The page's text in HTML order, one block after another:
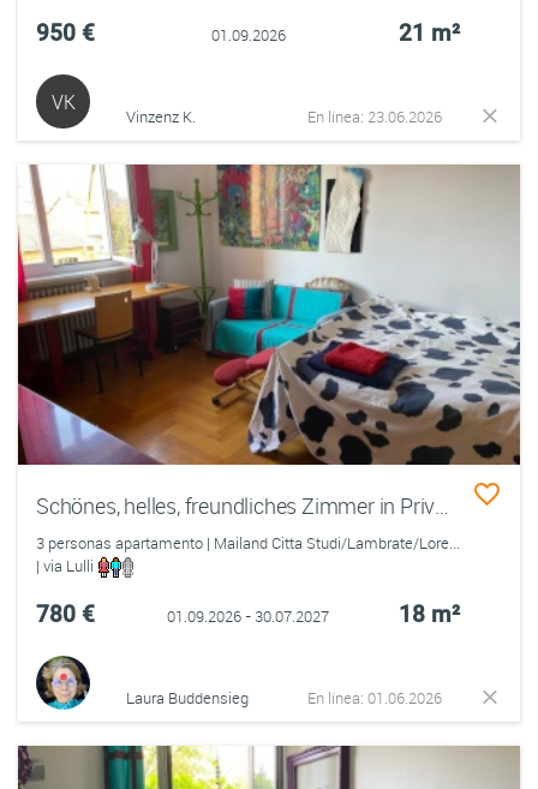
950 € 01.09.2026 21 m²
VK
Vinzenz K. En línea: 23.06.2026
Schönes, helles, freundliches Zimmer in Privatwohnung
3 personas apartamento | Mailand Citta Studi/Lambrate/Lore...
| via Lulli
780 € 01.09.2026 - 30.07.2027 18 m²
Laura Buddensieg En línea: 01.06.2026